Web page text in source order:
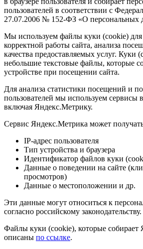
пользователей в соответствии с
27.07.2006 № 152-ФЗ «О персональных
Мы используем файлы куки (cookie) для
корректной работы сайта, анализа
качества предоставляемых услуг. Куки
небольшие текстовые файлы, которые
устройстве при посещении сайта.
Для анализа статистики посещений и
пользователей мы используем сервисы
включая Яндекс.Метрику.
Сервис Яндекс.Метрика может
IP-адрес пользователя
Тип устройства и браузера
Идентификатор файлов куки
Данные о поведении на сайте
просмотров)
Данные о местоположении и др.
Эти данные могут относиться к
согласно российскому законодательству.
Файлы куки (cookie), которые собирает
описаны по ссылке.